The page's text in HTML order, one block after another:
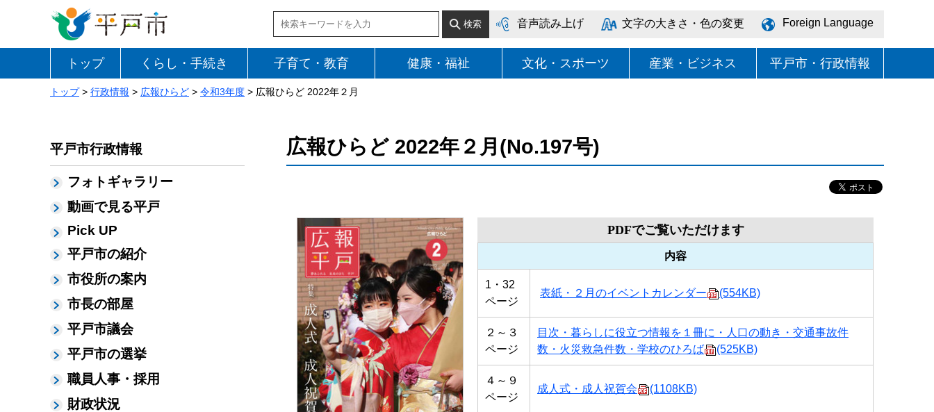
音声読み上げ 文字の大きさ・色の変更 Foreign Language
トップ くらし・手続き 子育て・教育 健康・福祉 文化・スポーツ 産業・ビジネス 平戸市・行政情報
トップ> 行政情報 > 広報ひらど > 令和3年度 > 広報ひらど 2022年２月
平戸市行政情報
フォトギャラリー
動画で見る平戸
Pick UP
平戸市の紹介
市役所の案内
市長の部屋
平戸市議会
平戸市の選挙
職員人事・採用
財政状況
広報ひらど 2022年２月(No.197号)
PDFでご覧いただけます
内容
1・32
ページ
表紙・２月のイベントカレンダー (554KB)
２～３
ページ
目次・暮らしに役立つ情報を１冊に・人口の動き・交通事故件
数・火災救急件数・学校のひろば
(525KB)
４～９
ページ
成人式・成人祝賀会 (1108KB)